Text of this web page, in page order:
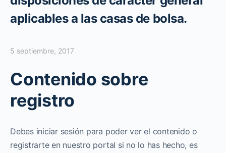
aplicables a las casas de bolsa.
5 septiembre, 2017
Contenido sobre
registro
Debes iniciar sesión para poder ver el contenido o
registrarte en nuestro portal si no lo has hecho, es